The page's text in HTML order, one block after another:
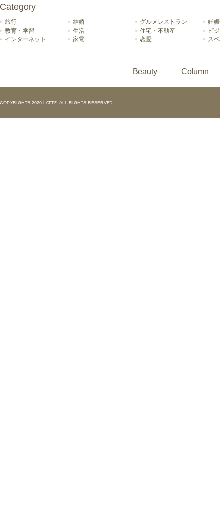
Category
旅行 結婚 グルメレストラン
妊
教育・学習
生活 住宅・不動産
ビ
インターネット
家電 恋愛 ス
Beauty Column
COPYRIGHTS 2026 LATTE. ALL RIGHTS RESERVED.